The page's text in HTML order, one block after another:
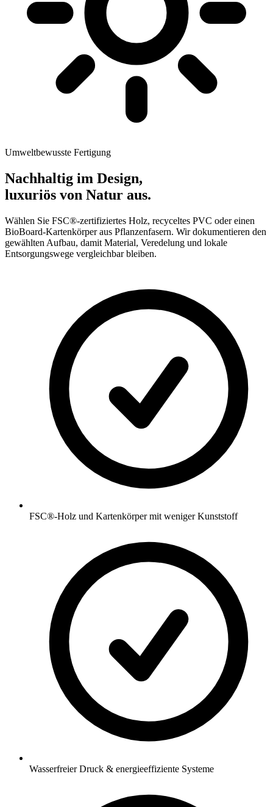
Umweltbewusste Fertigung
Nachhaltig im Design,
luxuriös von Natur aus.
Wählen Sie FSC®-zertifiziertes Holz, recyceltes PVC oder einen
BioBoard-Kartenkörper aus Pflanzenfasern. Wir dokumentieren den
gewählten Aufbau, damit Material, Veredelung und lokale
Entsorgungswege vergleichbar bleiben.
FSC®-Holz und Kartenkörper mit weniger Kunststoff
Wasserfreier Druck & energieeffiziente Systeme